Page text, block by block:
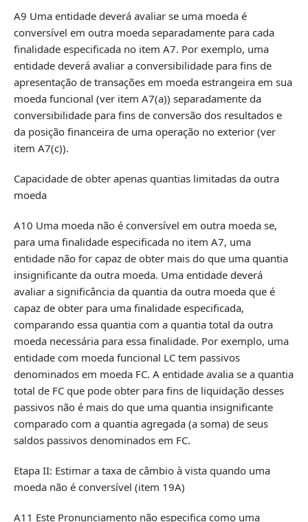
A9 Uma entidade deverá avaliar se uma moeda é
conversível em outra moeda separadamente para cada
finalidade especificada no item A7. Por exemplo, uma
entidade deverá avaliar a conversibilidade para fins de
apresentação de transações em moeda estrangeira em sua
moeda funcional (ver item A7(a)) separadamente da
conversibilidade para fins de conversão dos resultados e
da posição financeira de uma operação no exterior (ver
item A7(c)).
Capacidade de obter apenas quantias limitadas da outra
moeda
A10 Uma moeda não é conversível em outra moeda se,
para uma finalidade especificada no item A7, uma
entidade não for capaz de obter mais do que uma quantia
insignificante da outra moeda. Uma entidade deverá
avaliar a significância da quantia da outra moeda que é
capaz de obter para uma finalidade especificada,
comparando essa quantia com a quantia total da outra
moeda necessária para essa finalidade. Por exemplo, uma
entidade com moeda funcional LC tem passivos
denominados em moeda FC. A entidade avalia se a quantia
total de FC que pode obter para fins de liquidação desses
passivos não é mais do que uma quantia insignificante
comparado com a quantia agregada (a soma) de seus
saldos passivos denominados em FC.
Etapa II: Estimar a taxa de câmbio à vista quando uma
moeda não é conversível (item 19A)
A11 Este Pronunciamento não especifica como uma